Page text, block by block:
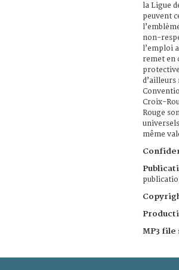
la Ligue
peuvent
non-
l’emploi
remet en
d’ailleurs
Croix-
Rouge
même
MP3 file